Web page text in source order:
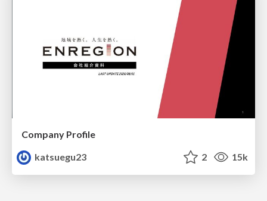
Company Profile
katsuegu23
2 15k